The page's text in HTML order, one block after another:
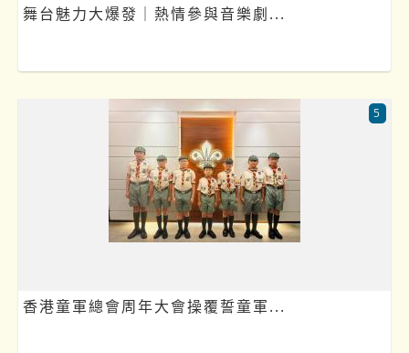
舞台魅力大爆發｜熱情參與音樂劇...
香港童軍總會周年大會操覆誓童軍...
5